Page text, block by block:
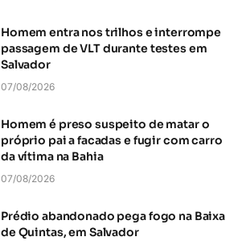
Homem entra nos trilhos e interrompe
passagem de VLT durante testes em
Salvador
07/08/2026
Homem é preso suspeito de matar o
próprio pai a facadas e fugir com carro
da vítima na Bahia
07/08/2026
Prédio abandonado pega fogo na Baixa
de Quintas, em Salvador